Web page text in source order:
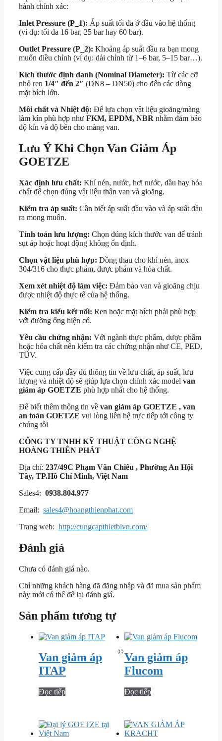
hành chính xác:
Inlet Pressure (P_1): Áp suất tối đa ở đầu vào hệ thống
(ví dụ: tối đa 16 bar, 25 bar hay 60 bar).
Outlet Pressure (P_2): Khoảng áp suất đầu ra bạn mong
muốn điều chỉnh (ví dụ: dải chỉnh từ 1–6 bar, 5–15 bar…).
Kích thước định danh (Nominal Diameter): Từ các cỡ
nhỏ ren 1/4″ đến 2″ (DN8 – DN50) cho đến các dòng
mặt bích lớn.
Môi chất và Nhiệt độ: Để lựa chọn vật liệu gioăng/màng
làm kín phù hợp như FKM, EPDM, NBR nhằm đảm bảo
độ kín và độ bền cho màng van.
Lưu Ý Khi Chọn Van Giảm Áp
GOETZE
Xác định lưu chất: Khí nén, nước, hơi nước, dầu hay hóa
chất để chọn đúng vật liệu thân van và gioăng.
Kiểm tra áp suất: Cần biết áp suất đầu vào và áp suất đầu
ra mong muốn.
Tính toán lưu lượng: Chọn đúng kích thước van để tránh
sụt áp hoặc hoạt động không ổn định.
Chọn vật liệu phù hợp: Đồng thau cho khí nén, inox
304/316 cho thực phẩm, dược phẩm và hóa chất.
Xem xét nhiệt độ làm việc: Đảm bảo van và gioăng chịu
được nhiệt độ thực tế của hệ thống.
Kiểm tra kiểu kết nối: Ren hoặc mặt bích phải phù hợp
với đường ống hiện có.
Yêu cầu chứng nhận: Với ngành thực phẩm, dược phẩm
hoặc hóa chất nên kiểm tra các chứng nhận như CE, PED,
TÜV.
Việc cung cấp đầy đủ thông tin về lưu chất, áp suất, lưu
lượng và nhiệt độ sẽ giúp lựa chọn chính xác model van
giảm áp GOETZE phù hợp nhất cho hệ thống.
Để biết thêm thông tin về van giảm áp GOETZE , van
an toàn GOETZE vui lòng liên hệ trực tiếp tới công ty
chúng tôi
CÔNG TY TNHH KỸ THUẬT CÔNG NGHỆ
HOÀNG THIÊN PHÁT
Địa chỉ: 237/49C Phạm Văn Chiêu , Phường An Hội
Tây, TP.Hồ Chí Minh, Việt Nam
Sales4: 0938.804.977
Email: sales4@hoangthienphat.com
Trang web: http://cungcapthietbivn.com/
Đánh giá
Chưa có đánh giá nào.
Chỉ những khách hàng đã đăng nhập và đã mua sản phẩm
này mới có thể để lại đánh giá.
Sản phẩm tương tự
Van giảm áp
ITAP
Đọc tiếp
Van giảm áp
Flucom
Đọc tiếp
©